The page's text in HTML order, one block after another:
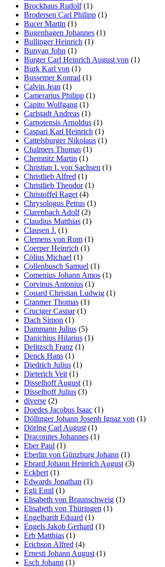
Brockhaus Rudolf(1)
Brodersen Carl Philipp (1)
Bucer Martin (1)
Bugenhagen Johannes (1)
Bullinger Heinrich (1)
Bunyan John (1)
Burger Carl Heinrich August von (1)
Burk Karl von (1)
Bussemer Konrad (1)
Calvin Jean (1)
Camerarius Philipp (1)
Capito Wolfgang (1)
Carlstadt Andreas (1)
Carnotensis Arnoldus (1)
Caspari Karl Heinrich (1)
Cattelsburger Nikolaus (1)
Chalmers Thomas (1)
Chemnitz Martin (1)
Christian I. von Sachsen (1)
Christlieb Alfred (1)
Christlieb Theodor(1)
Christoffel Raget (4)
Chrysologus Petrus (1)
Clarenbach Adolf(2)
Claudius Matthias (1)
Clausen J. (1)
Clemens von Rom (1)
Coerper Heinrich (1)
Cölius Michael (1)
Collenbusch Samuel (1)
Comenius Johann Amos (1)
Corvinus Antonius (1)
Couard Christian Ludwig (1)
Cranmer Thomas (1)
Cruciger Caspar(1)
Dach Simon (1)
Dammann Julius (5)
Danichius Hilarius (1)
Delitzsch Franz (1)
Denck Hans (1)
Diedrich Julius (1)
Dieterich Veit (1)
Disselhoff August (1)
Disselhoff Julius (3)
diverse (2)
Doedes Jacobus Isaac (1)
Döllinger Johann Joseph Ignaz von (1)
Döring Carl August (1)
Draconites Johannes (1)
Eber Paul (1)
Eberlin von Günzburg Johann (1)
Ebrard Johann Heinrich August (3)
Eckbert (1)
Edwards Jonathan (1)
Egli Emil (1)
Elisabeth von Braunschweig (1)
Elisabeth von Thüringen (1)
Engelhardt Eduard (1)
Engels Jakob Gerhard (1)
Erb Matthias (1)
Erichson Alfred (4)
Ernesti Johann August (1)
Esch Johann (1)